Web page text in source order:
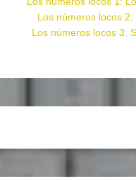
Los números locos 2:
Los números locos 3: